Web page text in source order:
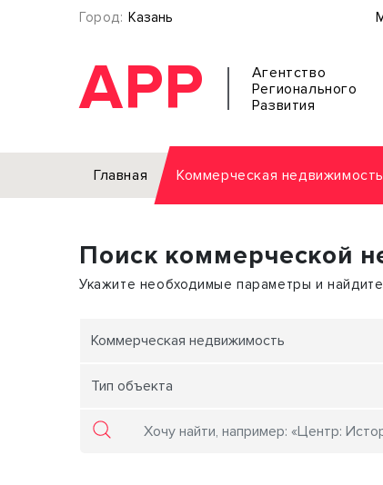
Город: Казань
АРР
Агентство
Регионального
Развития
Главная Коммерческая недвижимость
Офис
Торговое помещение
Склад
Поиск коммерческой
Укажите необходимые параметры и
Коммерческая недвижимость
Тип объекта